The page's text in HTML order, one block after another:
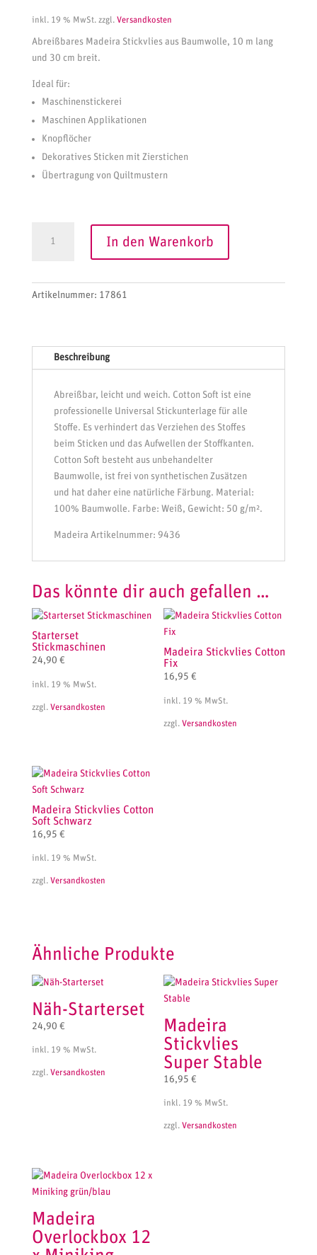
inkl. 19 % MwSt. zzgl. Versandkosten
Abreißbares Madeira Stickvlies aus Baumwolle, 10 m lang
und 30 cm breit.
Ideal für:
Maschinenstickerei
Maschinen Applikationen
Knopflöcher
Dekoratives Sticken mit Zierstichen
Übertragung von Quiltmustern
Stickvlies
Weiss
In den Warenkorb
t
e
:
Artikelnummer: 17861
Beschreibung
Abreißbar, leicht und weich. Cotton Soft ist eine
professionelle Universal Stickunterlage für alle
Stoffe. Es verhindert das Verziehen des Stoffes
beim Sticken und das Aufwellen der Stoffkanten.
Cotton Soft besteht aus unbehandelter
Baumwolle, ist frei von synthetischen Zusätzen
und hat daher eine natürliche Färbung. Material:
100% Baumwolle. Farbe: Weiß, Gewicht: 50 g/m².
Madeira Artikelnummer: 9436
Das könnte dir auch gefallen …
Starterset
Stickmaschinen
24,90 €
inkl. 19 % MwSt.
zzgl. Versandkosten
Madeira Stickvlies Cotton
Fix
16,95€
inkl. 19 % MwSt.
zzgl.Versandkosten
Madeira Stickvlies Cotton
Soft Schwarz
16,95 €
inkl. 19 % MwSt.
zzgl. Versandkosten
Ähnliche Produkte
Näh-Starterset
24,90 €
inkl. 19 % MwSt.
zzgl. Versandkosten
Madeira
Stickvlies
Super Stable
16,95€
inkl. 19 % MwSt.
zzgl.Versandkosten
Madeira
Overlockbox 12